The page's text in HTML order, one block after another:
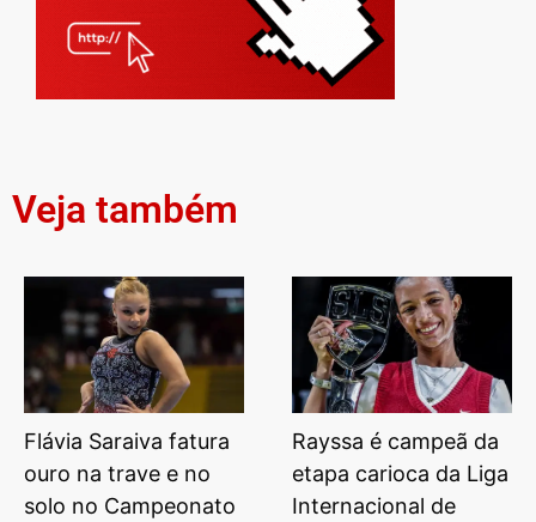
Veja também
Flávia Saraiva fatura
ouro na trave e no
solo no Campeonato
Rayssa é campeã da
etapa carioca da Liga
Internacional de